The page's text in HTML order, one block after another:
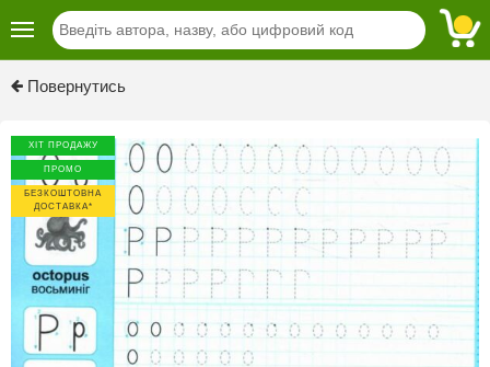
Повернутись
ХІТ ПРОДАЖУ
ПРОМО
БЕЗКОШТОВНА
ДОСТАВКА*